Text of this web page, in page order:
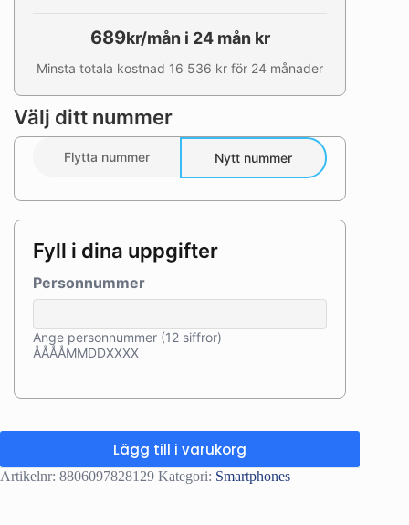
689kr/mån i 24 mån kr
Minsta totala kostnad 16 536 kr för 24 månader
Välj ditt nummer
Flytta nummer Nytt nummer
Fyll i dina uppgifter
Personnummer
Ange personnummer (12 siffror)
ÅÅÅÅMMDDXXXX
Lägg till i varukorg
Artikelnr: 8806097828129 Kategori: Smartphones